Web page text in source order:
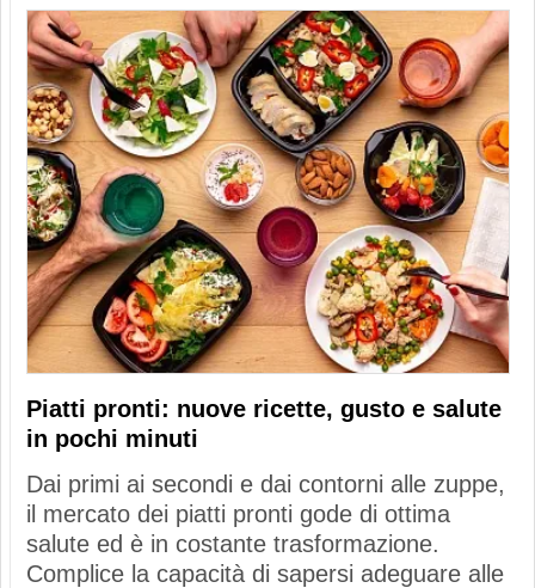
Piatti pronti: nuove ricette, gusto e salute
in pochi minuti
Dai primi ai secondi e dai contorni alle zuppe,
il mercato dei piatti pronti gode di ottima
salute ed è in costante trasformazione.
Complice la capacità di sapersi adeguare alle